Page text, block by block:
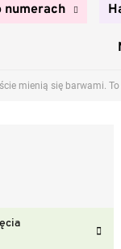
numerach
mienią się barwami.